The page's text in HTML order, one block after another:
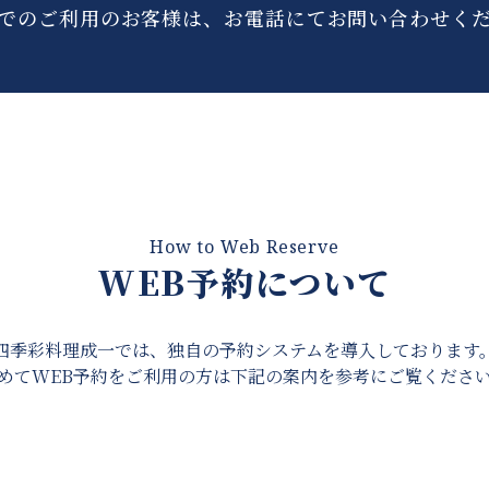
のご利用のお客様は、お電話にてお問い合わせくだ
How to Web Reserve
WEB予約について
季彩料理成一では、独自の予約システムを導入しております。
てWEB予約をご利用の方は下記の案内を参考にご覧ください